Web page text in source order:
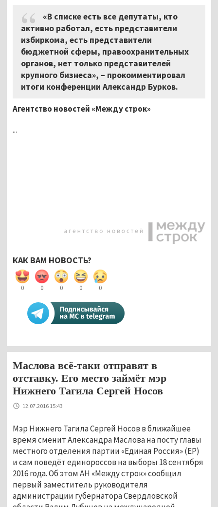
«В списке есть все депутаты, кто
активно работал, есть представители
избиркома, есть представители
бюджетной сферы, правоохранительных
органов, нет только представителей
крупного бизнеса», – прокомментировал
итоги конференции Александр Бурков.
Агентство новостей «Между строк»
...
КАК ВАМ НОВОСТЬ?
0 0 0 0 0
Маслова всё-таки отправят в
отставку. Его место займёт мэр
Нижнего Тагила Сергей Носов
12.07.2016 15:43
Мэр Нижнего Тагила Сергей Носов в ближайшее
время сменит Александра Маслова на посту главы
местного отделения партии «Единая Россия» (ЕР)
и сам поведёт единороссов на выборы 18 сентября
2016 года. Об этом АН «Между строк» сообщил
первый заместитель руководителя
администрации губернатора Свердловской